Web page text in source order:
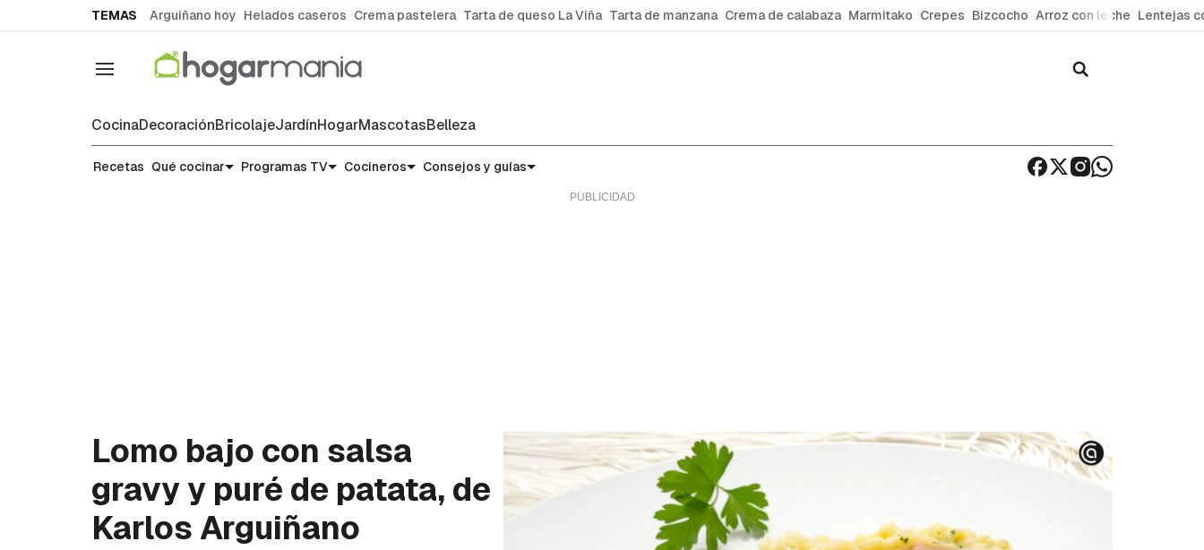
TEMAS Arguiñano hoy Helados caseros Crema pastelera Tarta de queso La Viña Tarta de manzana Crema de calabaza Marmitako Crepes Bizcocho Arroz con leche Lentejas
Navegación
CocinaDecoraciónBricolajeJardínHogarMascotasBelleza
Recetas
Recetas Qué cocinar Programas TV Cocineros Consejos y guías
Lomo bajo con salsa
gravy y puré de patata, de
Karlos Arguiñano